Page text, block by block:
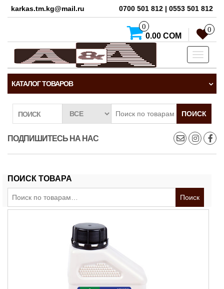
karkas.tm.kg@mail.ru 0700 501 812 | 0553 501 812
0
0.00 СОМ
0
Toggle
КАТАЛОГ ТОВАРОВ
ПОИСК ПОИСК
ПОДПИШИТЕСЬ НА НАС
ПОИСК ТОВАРА
Поиск